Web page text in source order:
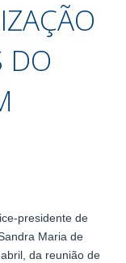
DO
presidente de
Maria de
da reunião de